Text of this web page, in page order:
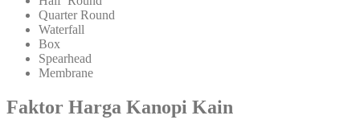
Quarter Round
Waterfall
Box
Spearhead
Membrane
Faktor Harga Kanopi Kain